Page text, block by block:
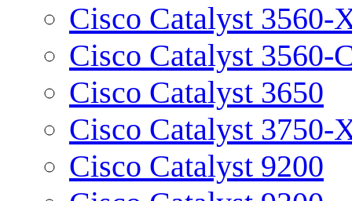
Cisco Catalyst 3560-
Cisco Catalyst 3560-
Cisco Catalyst 3650
Cisco Catalyst 3750-
Cisco Catalyst 9200